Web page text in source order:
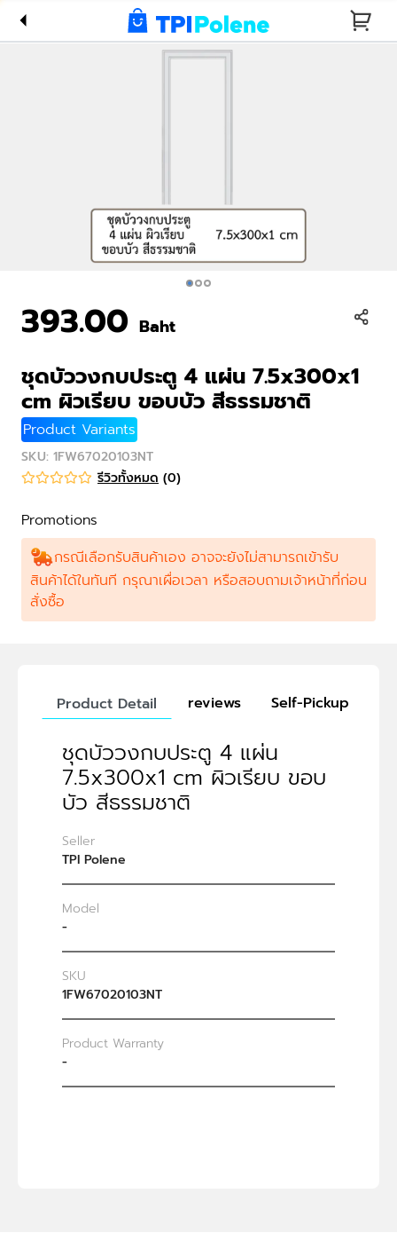
7.5x300x1
cm ผิว
393.00 Baht
ชุดบัววงกบประตู 4 แผ่น 7.5x300x1
cm ผิวเรียบ ขอบบัว สีธรรมชาติ
Product Variants
SKU: 1FW67020103NT
รีวิวทั้งหมด (0)
Promotions
กรณีเลือกรับสินค้าเอง อาจจะยังไม่สามารถเข้ารับ
สินค้าได้ในทันที กรุณาเผื่อเวลา หรือสอบถามเจ้าหน้าที่ก่อน
สั่งซื้อ
Product Detail reviews Self-Pickup
ชุดบัววงกบประตู 4 แผ่น
7.5x300x1 cm ผิวเรียบ ขอบ
บัว สีธรรมชาติ
Seller
TPI Polene
Model
-
SKU
1FW67020103NT
Product Warranty
-